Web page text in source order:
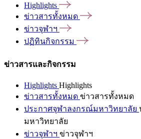
Highlights
ข่าวสารทั้งหมด
ข่าวจุฬาฯ
ปฏิทินกิจกรรม
ข่าวสารและกิจกรรม
Highlights Highlights
ข่าวสารทั้งหมด ข่าวสารทั้งหมด
ประกาศจุฬาลงกรณ์มหาวิทยาลัย
มหาวิทยาลัย
ข่าวจุฬาฯ ข่าวจุฬาฯ